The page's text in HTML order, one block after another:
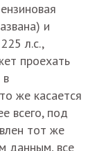
и
л.с.,
проехать
в
же касается
всего, под
тот же
данным, все